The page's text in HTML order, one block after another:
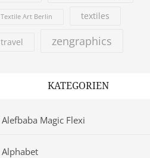
Textile Art Berlin textiles
travel zengraphics
KATEGORIEN
Alefbaba Magic Flexi
Alphabet